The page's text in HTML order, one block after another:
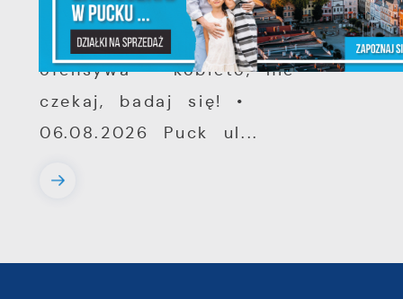
Letnia mammograficzna
ofensywa – kobieto, nie
czekaj, badaj się! •
06.08.2026 Puck ul...